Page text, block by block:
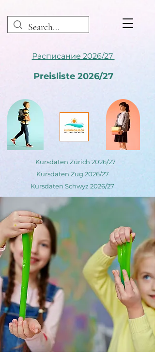
Расписание 2026/27
Preisliste 2026/27
Kursdaten Zürich 2026/27
Kursdaten Zug 2026/27
Kursdaten Schwyz 2026/27